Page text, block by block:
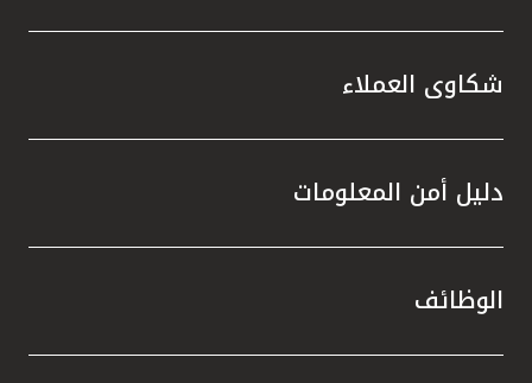
شكاوى العملاء
دليل أمن المعلومات
الوظائف